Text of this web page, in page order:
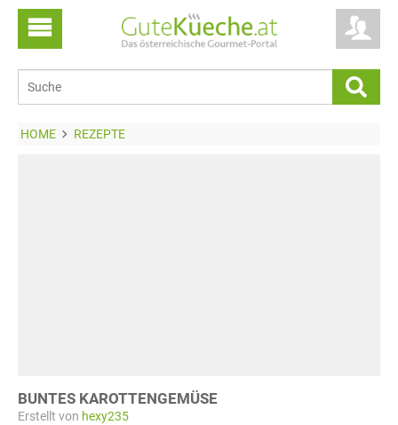
HOME REZEPTE
BUNTES KAROTTENGEMÜSE
Erstellt von hexy235